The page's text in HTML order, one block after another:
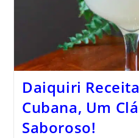
Daiquiri
Cubana, Um
Saboroso!